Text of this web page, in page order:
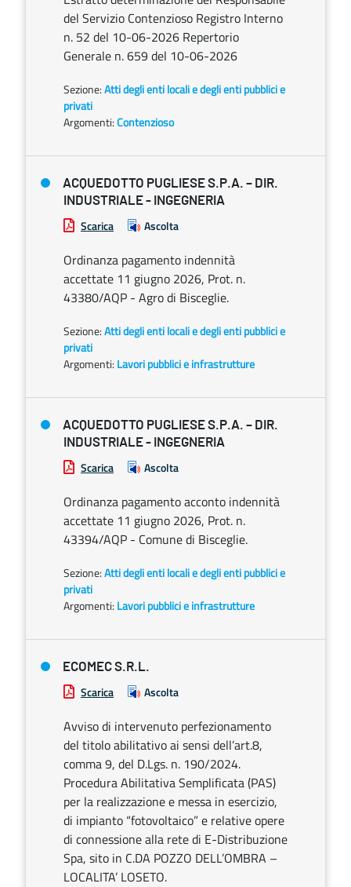
del Servizio Contenzioso Registro Interno
n. 52 del 10-06-2026 Repertorio
Generale n. 659 del 10-06-2026
Sezione:Atti degli enti locali e degli enti pubblici e
privati
Argomenti:Contenzioso
ACQUEDOTTO PUGLIESE S.P.A. – DIR.
INDUSTRIALE - INGEGNERIA
Scarica Ascolta
Ordinanza pagamento indennità
accettate 11 giugno 2026, Prot. n.
43380/AQP - Agro di Bisceglie.
Sezione:Atti degli enti locali e degli enti pubblici e
privati
Argomenti: Lavori pubblici e infrastrutture
ACQUEDOTTO PUGLIESE S.P.A. – DIR.
INDUSTRIALE - INGEGNERIA
Scarica Ascolta
Ordinanza pagamento acconto indennità
accettate 11 giugno 2026, Prot. n.
43394/AQP - Comune di Bisceglie.
Sezione:Atti degli enti locali e degli enti pubblici e
privati
Argomenti: Lavori pubblici e infrastrutture
ECOMEC S.R.L.
Scarica Ascolta
Avviso di intervenuto perfezionamento
del titolo abilitativo ai sensi dell’art.8,
comma 9, del D.Lgs. n. 190/2024.
Procedura Abilitativa Semplificata (PAS)
per la realizzazione e messa in esercizio,
di impianto “fotovoltaico” e relative opere
di connessione alla rete di E-Distribuzione
Spa, sito in C.DA POZZO DELL’OMBRA –
LOCALITA’ LOSETO.